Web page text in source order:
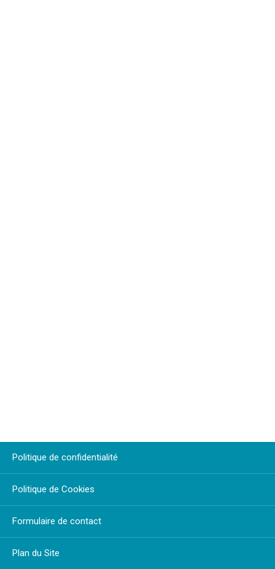
Politique de confidentialité
Politique de Cookies
Formulaire de contact
Plan du Site